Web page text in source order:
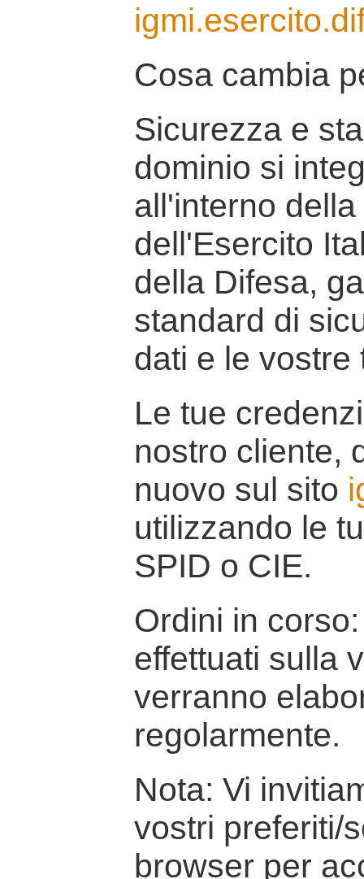
Cosa cambia
Sicurezza e
dominio si
all'interno
dell'Esercito
della Difesa,
standard di
dati e le vostre
Le tue
nostro cliente,
nuovo sul sito
utilizzando le
SPID o CIE.
Ordini in
effettuati sulla
verranno
regolarmente.
Nota: Vi
vostri preferiti/
browser per